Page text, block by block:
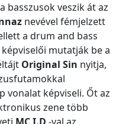
basszusok veszik át az
nevével fémjelzett
a drum and bass
mutatják be a
Original Sin nyitja,
vonalat képviseli. Őt az
zene több